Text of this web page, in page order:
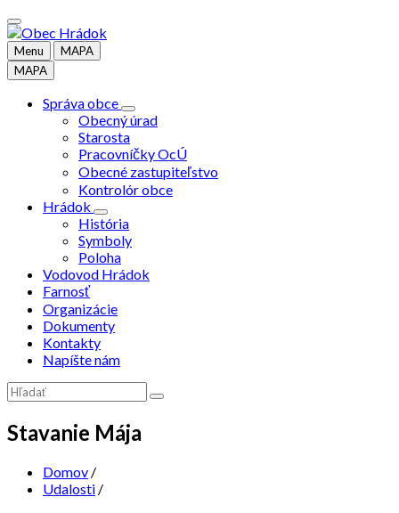
Preskočiť
na
obsah
Preskočiť
na
ľavý
panel
Preskočiť
na
pätičku
Menu
MAPA
MAPA
Správa obce
Obecný úrad
Starosta
Pracovníčky OcÚ
Obecné zastupiteľstvo
Kontrolór obce
Hrádok
História
Symboly
Poloha
Vodovod Hrádok
Farnosť
Organizácie
Dokumenty
Kontakty
Napíšte nám
Vyhľadávanie:
Stavanie Mája
Domov /
Udalosti /